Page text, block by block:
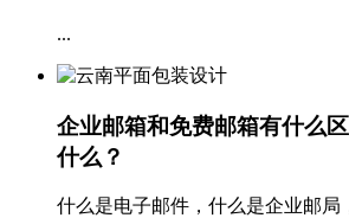
...
企业邮箱和免费邮箱有什么
什么？
什么是电子邮件，什么是企业邮局